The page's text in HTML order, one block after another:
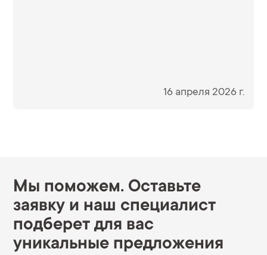
16 апреля 2026 г.
Мы поможем. Оставьте
заявку и наш специалист
подберет для вас
уникальные предложения